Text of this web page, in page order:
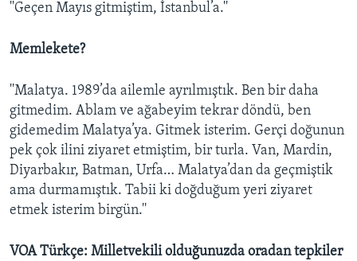
''Geçen Mayıs gitmiştim, İstanbul’a.''
Memlekete?
''Malatya. 1989’da ailemle ayrılmıştık. Ben bir daha
gitmedim. Ablam ve ağabeyim tekrar döndü, ben
gidemedim Malatya’ya. Gitmek isterim. Gerçi doğunun
pek çok ilini ziyaret etmiştim, bir turla. Van, Mardin,
Diyarbakır, Batman, Urfa… Malatya’dan da geçmiştik
ama durmamıştık. Tabii ki doğduğum yeri ziyaret
etmek isterim birgün.''
VOA Türkçe: Milletvekili olduğunuzda oradan tepkiler